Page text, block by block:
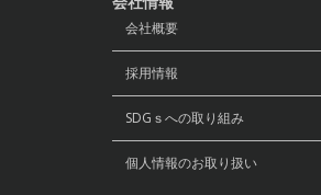
会社概要
採用情報
SDGｓへの取り組み
個人情報のお取り扱い